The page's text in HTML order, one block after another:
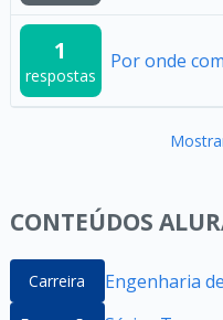
1
respostas
Por onde
CONTEÚDOS
Carreira Engenharia